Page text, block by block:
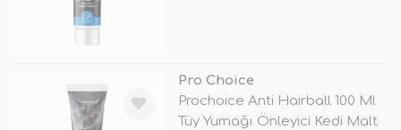
Pro Choice
Prochoice Anti Hairball 100 Ml
Tüy Yumağı Önleyici Kedi Malt